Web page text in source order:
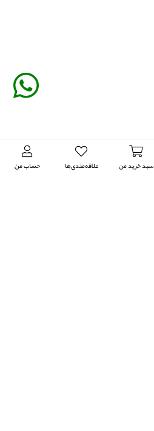
سبد خرید من علاقه‌مندی‌ها حساب من